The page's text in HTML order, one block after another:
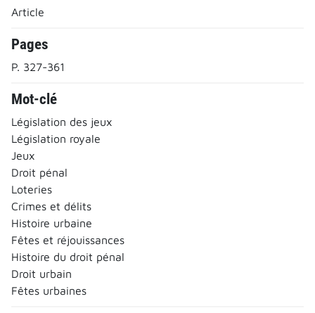
Article
Pages
P. 327-361
Mot-clé
Législation des jeux
Législation royale
Jeux
Droit pénal
Loteries
Crimes et délits
Histoire urbaine
Fêtes et réjouissances
Histoire du droit pénal
Droit urbain
Fêtes urbaines